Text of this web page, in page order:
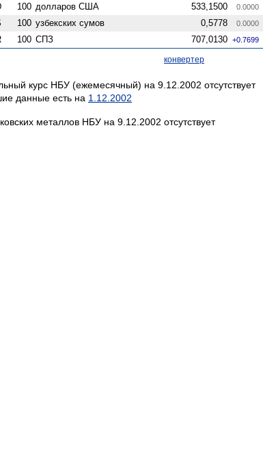
100 долларов США 533,1500 0.0000
100 узбекских сумов 0,5778 0.0000
100 СПЗ 707,0130 +0.7699
конвертер
курс НБУ (ежемесячный) на 9.12.2002 отсутствует
данные есть на 1.12.2002
металлов НБУ на 9.12.2002 отсутствует